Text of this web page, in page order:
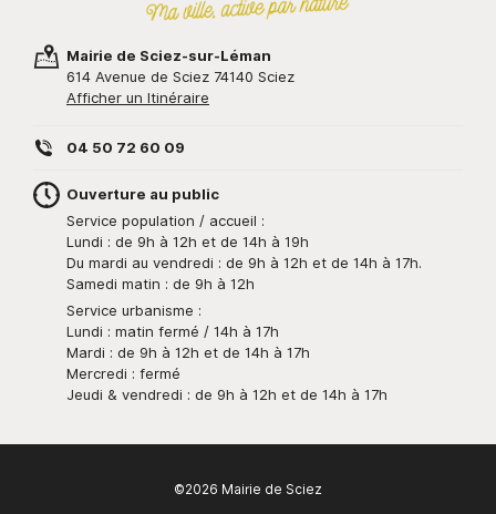
Mairie de Sciez-sur-Léman
614 Avenue de Sciez 74140 Sciez
Afficher un Itinéraire
04 50 72 60 09
Ouverture au public
Service population / accueil :
Lundi : de 9h à 12h et de 14h à 19h
Du mardi au vendredi : de 9h à 12h et de 14h à 17h.
Samedi matin : de 9h à 12h
Service urbanisme :
Lundi : matin fermé / 14h à 17h
Mardi : de 9h à 12h et de 14h à 17h
Mercredi : fermé
Jeudi & vendredi : de 9h à 12h et de 14h à 17h
©2026 Mairie de Sciez